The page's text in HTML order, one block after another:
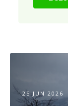
25 JUN 2026